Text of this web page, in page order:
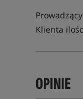
Klienta
OPINIE